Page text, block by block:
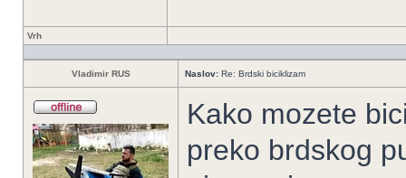
Vrh
Vladimir RUS Naslov: Re: Brdski biciklizam
Kako mozete
preko brdskog